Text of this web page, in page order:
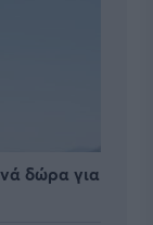
δώρα για